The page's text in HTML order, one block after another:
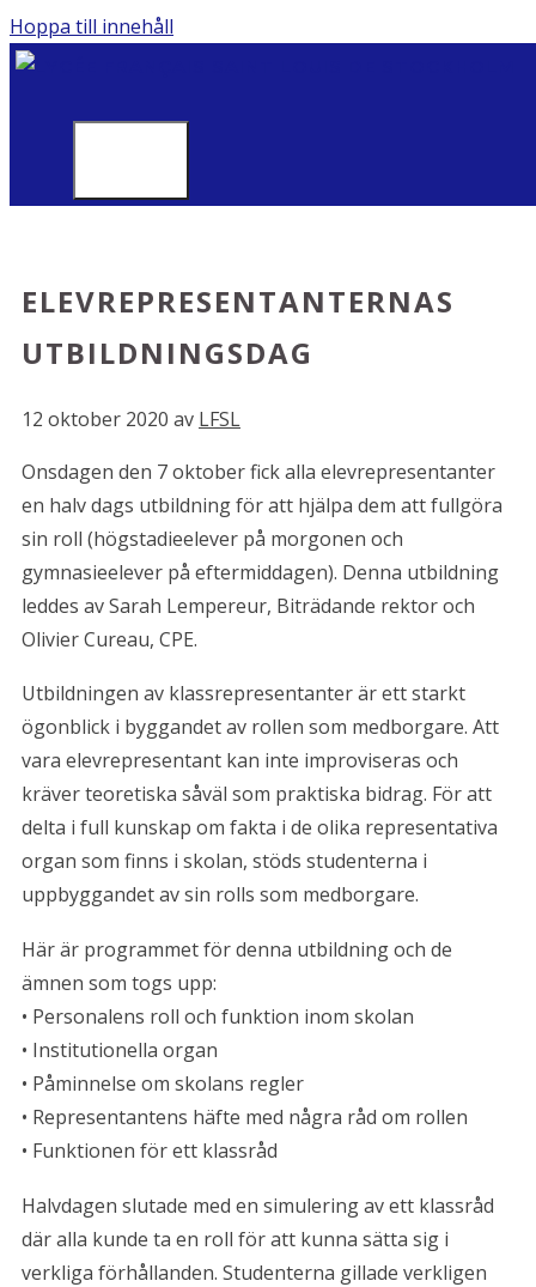
Hoppa till innehåll
ELEVREPRESENTANTERNAS
UTBILDNINGSDAG
12 oktober 2020 av LFSL
Onsdagen den 7 oktober fick alla elevrepresentanter
en halv dags utbildning för att hjälpa dem att fullgöra
sin roll (högstadieelever på morgonen och
gymnasieelever på eftermiddagen). Denna utbildning
leddes av Sarah Lempereur, Biträdande rektor och
Olivier Cureau, CPE.
Utbildningen av klassrepresentanter är ett starkt
ögonblick i byggandet av rollen som medborgare. Att
vara elevrepresentant kan inte improviseras och
kräver teoretiska såväl som praktiska bidrag. För att
delta i full kunskap om fakta i de olika representativa
organ som finns i skolan, stöds studenterna i
uppbyggandet av sin rolls som medborgare.
Här är programmet för denna utbildning och de
ämnen som togs upp:
• Personalens roll och funktion inom skolan
• Institutionella organ
• Påminnelse om skolans regler
• Representantens häfte med några råd om rollen
• Funktionen för ett klassråd
Halvdagen slutade med en simulering av ett klassråd
där alla kunde ta en roll för att kunna sätta sig i
verkliga förhållanden. Studenterna gillade verkligen